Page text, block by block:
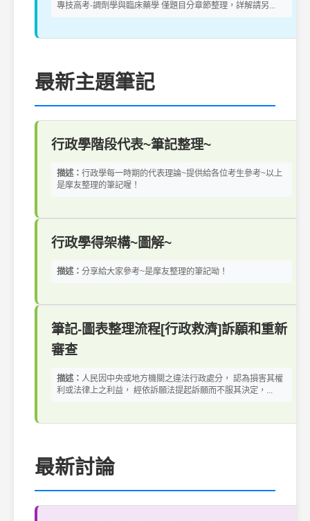
專技高考-調劑學與臨床藥學 僅題目分章節整理，詳解請另...
最新主題筆記
行政學階段代表~筆記整理~
描述： 行政學每一時期的代表理論~提供給各位考生參考~以上
是摩友整理的筆記喔！
行政學得架構~圖解~
描述： 分享給大家參考~是摩友整理的筆記呦！
筆記-圖表整理流程[行政救濟]訴願和重新
審查
描述： 人民因中央或地方機關之違法行政處分， 認為損害其權
利或法律上之利益， 經依訴願法提起訴願而不服其決定，...
最新討論